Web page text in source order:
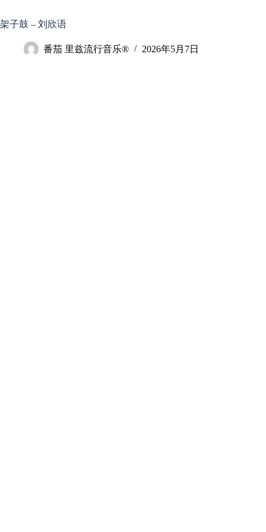
至
内
架子鼓 – 刘欣语
番茄 里兹流行音乐® 2026年5月7日